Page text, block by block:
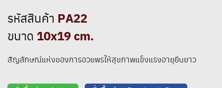
รหัสสินค้า PA22
ขนาด 10x19 cm.
สัญลักษณ์แห่งของการอวยพรให้สุขภาพแข็งแรงอายุยืนยาว